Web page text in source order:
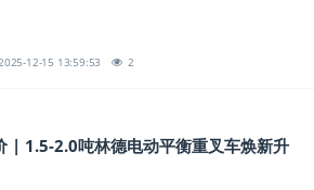
12-15 13:59:53 2
| 1.5-2.0吨林德电动平衡重叉车焕新升